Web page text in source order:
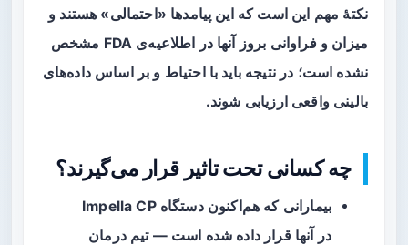
نکتهٔ مهم این است که این پیامدها «احتمالی» هستند و
میزان و فراوانی بروز آنها در اطلاعیه‌ی FDA مشخص
نشده است؛ در نتیجه باید با احتیاط و بر اساس داده‌های
بالینی واقعی ارزیابی شوند.
چه کسانی تحت تاثیر قرار می‌گیرند؟
بیمارانی که هم‌اکنون
دستگاه Impella CP
در آنها قرار داده شده است — تیم درمان